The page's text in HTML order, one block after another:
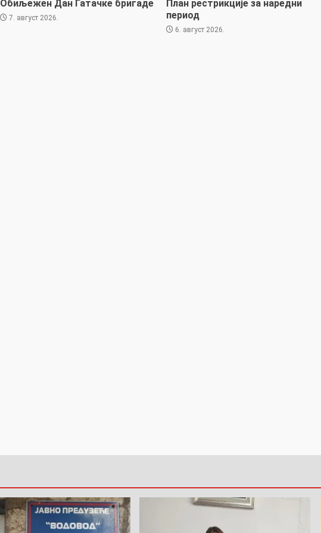
Обиљежен Дан Гатачке бригаде
7. август 2026.
План рестрикције за наредни
период
6. август 2026.